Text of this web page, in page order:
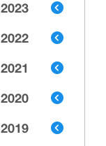
2023
2022
2021
2020
2019